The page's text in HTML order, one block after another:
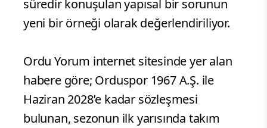
süredir konuşulan yapısal bir sorunun
yeni bir örneği olarak değerlendiriliyor.
Ordu Yorum internet sitesinde yer alan
habere göre; Orduspor 1967 A.Ş. ile
Haziran 2028’e kadar sözleşmesi
bulunan, sezonun ilk yarısında takım